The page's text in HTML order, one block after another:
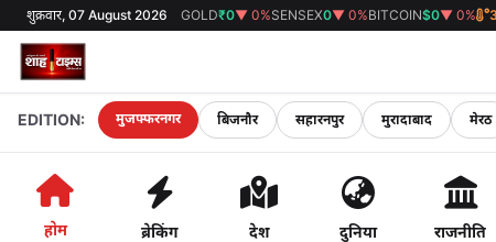
शुक्रवार, 07 August 2026 GOLD₹0▼ 0%SENSEX0▼ 0%BITCOIN$0▼ 0%
EDITION: मुजफ्फरनगर बिजनौर सहारनपुर मुरादाबाद मेरठ
होम ब्रेकिंग देश दुनिया राजनीति